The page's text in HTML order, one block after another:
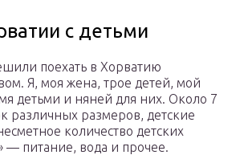
с детьми
поехать в Хорватию
Я, моя жена, трое детей, мой
детьми и няней для них. Около 7
различных размеров, детские
количество детских
— питание, вода и прочее.